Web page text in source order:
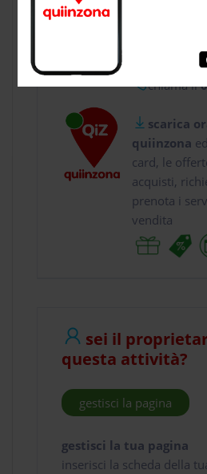
usa gratis
Via
chiama il
scarica
quiinzona
card, le
acquisti,
prenota i
vendita
sei il
questa attività?
gestisci la pagina
gestisci la tua pagina
inserisci la scheda della